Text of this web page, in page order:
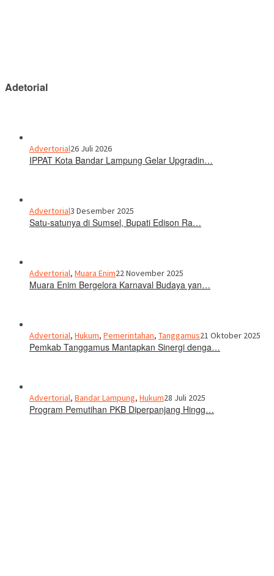
Adetorial
Advertorial26 Juli 2026
IPPAT Kota Bandar Lampung Gelar Upgradin…
Advertorial3 Desember 2025
Satu-satunya di Sumsel, Bupati Edison Ra…
Advertorial, Muara Enim22 November 2025
Muara Enim Bergelora Karnaval Budaya yan…
Advertorial, Hukum, Pemerintahan, Tanggamus21 Oktober 2025
Pemkab Tanggamus Mantapkan Sinergi denga…
Advertorial, Bandar Lampung, Hukum28 Juli 2025
Program Pemutihan PKB Diperpanjang Hingg…